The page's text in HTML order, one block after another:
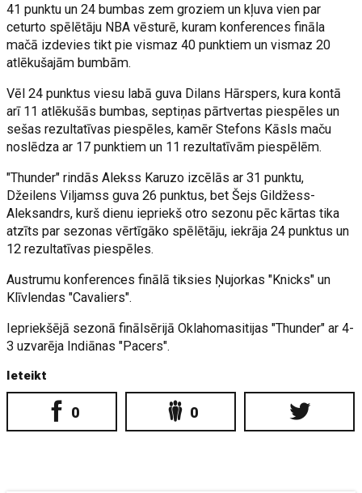
41 punktu un 24 bumbas zem groziem un kļuva vien par
ceturto spēlētāju NBA vēsturē, kuram konferences fināla
mačā izdevies tikt pie vismaz 40 punktiem un vismaz 20
atlēkušajām bumbām.
Vēl 24 punktus viesu labā guva Dilans Hārspers, kura kontā
arī 11 atlēkušās bumbas, septiņas pārtvertas piespēles un
sešas rezultatīvas piespēles, kamēr Stefons Kāsls maču
noslēdza ar 17 punktiem un 11 rezultatīvām piespēlēm.
"Thunder" rindās Alekss Karuzo izcēlās ar 31 punktu,
Džeilens Viljamss guva 26 punktus, bet Šejs Gildžess-
Aleksandrs, kurš dienu iepriekš otro sezonu pēc kārtas tika
atzīts par sezonas vērtīgāko spēlētāju, iekrāja 24 punktus un
12 rezultatīvas piespēles.
Austrumu konferences finālā tiksies Ņujorkas "Knicks" un
Klīvlendas "Cavaliers".
Iepriekšējā sezonā finālsērijā Oklahomasitijas "Thunder" ar 4-
3 uzvarēja Indiānas "Pacers".
Ieteikt
0 0